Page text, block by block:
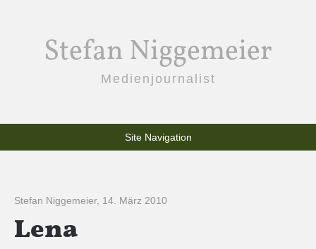
Stefan Niggemeier
Medienjournalist
Site Navigation
Stefan Niggemeier, 14. März 2010
Lena